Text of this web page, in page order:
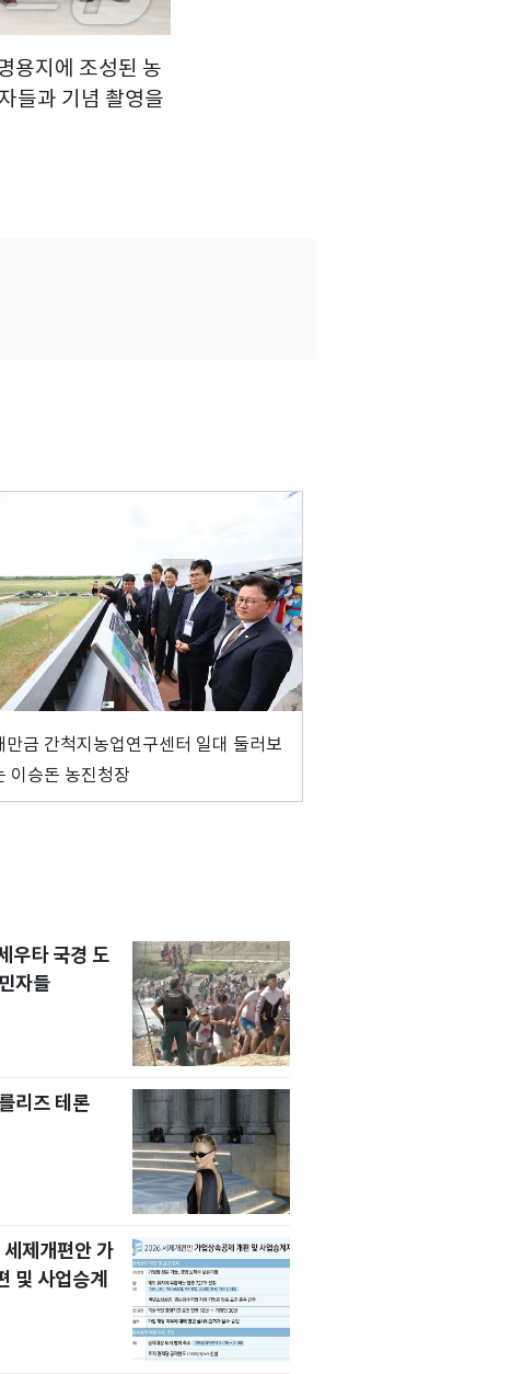
용지에 조성된 농
들과 기념 촬영을
만금 간척지농업연구센터 일대 둘러보
이승돈 농진청장
우타 국경 도
자들
리즈 테론
제개편안 가
및 사업승계